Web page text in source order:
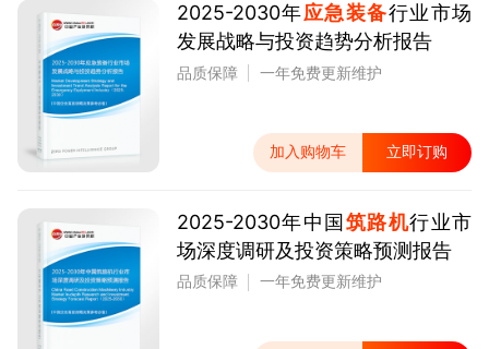
2025-2030年应急装备行业市场
发展战略与投资趋势分析报告
品质保障 一年免费更新维护
加入购物车 立即订购
2025-2030年中国筑路机行业市
场深度调研及投资策略预测报告
品质保障 一年免费更新维护